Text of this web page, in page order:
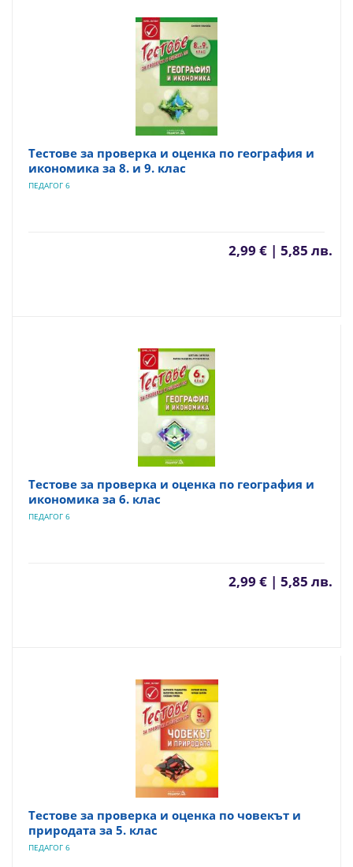
Тестове за проверка и оценка по география и
икономика за 8. и 9. клас
ПЕДАГОГ 6
2,99 € | 5,85 лв.
Тестове за проверка и оценка по география и
икономика за 6. клас
ПЕДАГОГ 6
2,99 € | 5,85 лв.
Тестове за проверка и оценка по човекът и
природата за 5. клас
ПЕДАГОГ 6